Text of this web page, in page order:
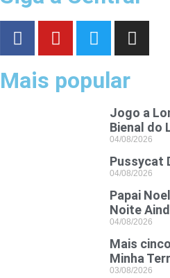
Mais popular
Jogo a
Bienal do
04/08/2026
Pussycat
04/08/2026
Papai
Noite
04/08/2026
Mais
Minha
03/08/2026